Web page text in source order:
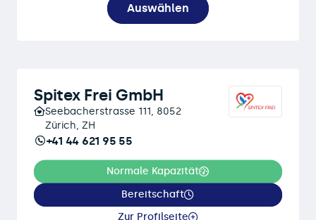
Auswählen
Spitex Frei GmbH
Seebacherstrasse 111, 8052
Zürich, ZH
+41 44 621 95 55
Normale Kapazität
Bereitschaft
Zur Profilseite